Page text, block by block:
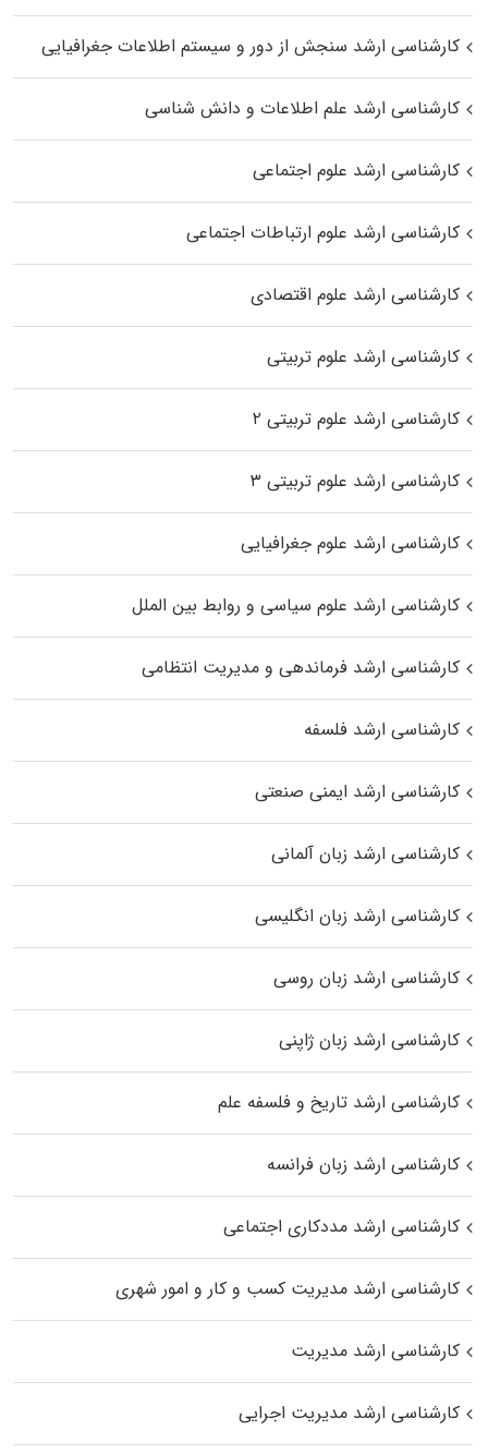
کارشناسی ارشد سنجش از دور و سیستم اطلاعات جغرافیایی
کارشناسی ارشد علم اطلاعات و دانش شناسی
کارشناسی ارشد علوم اجتماعی
کارشناسی ارشد علوم ارتباطات اجتماعی
کارشناسی ارشد علوم اقتصادی
کارشناسی ارشد علوم تربیتی
کارشناسی ارشد علوم تربیتی ۲
کارشناسی ارشد علوم تربیتی ۳
کارشناسی ارشد علوم جغرافیایی
کارشناسی ارشد علوم سیاسی و روابط بین الملل
کارشناسی ارشد فرماندهی و مدیریت انتظامی
کارشناسی ارشد فلسفه
کارشناسی ارشد ایمنی صنعتی
کارشناسی ارشد زبان آلمانی
کارشناسی ارشد زبان انگلیسی
کارشناسی ارشد زبان روسی
کارشناسی ارشد زبان ژاپنی
کارشناسی ارشد تاریخ و فلسفه علم
کارشناسی ارشد زبان فرانسه
کارشناسی ارشد مددکاری اجتماعی
کارشناسی ارشد مدیریت کسب و کار و امور شهری
کارشناسی ارشد مدیریت
کارشناسی ارشد مدیریت اجرایی